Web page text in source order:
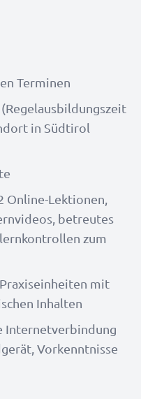
Terminen
in Südtirol
Online-Lektionen,
betreutes
zum
mit
Inhalten
Internetverbindung
Vorkenntnisse